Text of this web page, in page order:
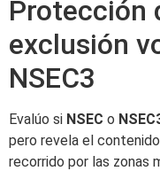
Protección
exclusión
NSEC3
Evalúo si NSEC o
pero revela el
recorrido por las zonas